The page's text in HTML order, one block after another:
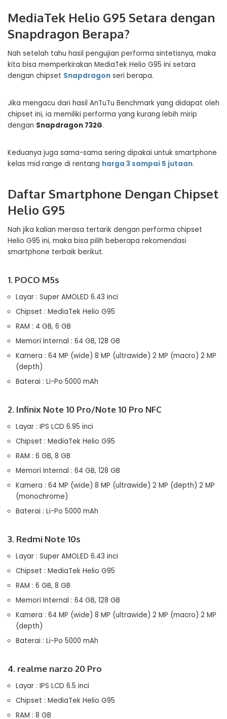
MediaTek Helio G95 Setara dengan
Snapdragon Berapa?
Nah setelah tahu hasil pengujian performa sintetisnya, maka
kita bisa memperkirakan MediaTek Helio G95 ini setara
dengan chipset Snapdragon seri berapa.
Jika mengacu dari hasil AnTuTu Benchmark yang didapat oleh
chipset ini, ia memiliki performa yang kurang lebih mirip
dengan Snapdragon 732G.
Keduanya juga sama-sama sering dipakai untuk smartphone
kelas mid range di rentang harga 3 sampai 5 jutaan.
Daftar Smartphone Dengan Chipset
Helio G95
Nah jika kalian merasa tertarik dengan performa chipset
Helio G95 ini, maka bisa pilih beberapa rekomendasi
smartphone terbaik berikut.
1. POCO M5s
Layar : Super AMOLED 6.43 inci
Chipset : MediaTek Helio G95
RAM : 4 GB, 6 GB
Memori Internal : 64 GB, 128 GB
Kamera : 64 MP (wide) 8 MP (ultrawide) 2 MP (macro) 2 MP
(depth)
Baterai : Li-Po 5000 mAh
2. Infinix Note 10 Pro/Note 10 Pro NFC
Layar : IPS LCD 6.95 inci
Chipset : MediaTek Helio G95
RAM : 6 GB, 8 GB
Memori Internal : 64 GB, 128 GB
Kamera : 64 MP (wide) 8 MP (ultrawide) 2 MP (depth) 2 MP
(monochrome)
Baterai : Li-Po 5000 mAh
3. Redmi Note 10s
Layar : Super AMOLED 6.43 inci
Chipset : MediaTek Helio G95
RAM : 6 GB, 8 GB
Memori Internal : 64 GB, 128 GB
Kamera : 64 MP (wide) 8 MP (ultrawide) 2 MP (macro) 2 MP
(depth)
Baterai : Li-Po 5000 mAh
4. realme narzo 20 Pro
Layar : IPS LCD 6.5 inci
Chipset : MediaTek Helio G95
RAM : 8 GB